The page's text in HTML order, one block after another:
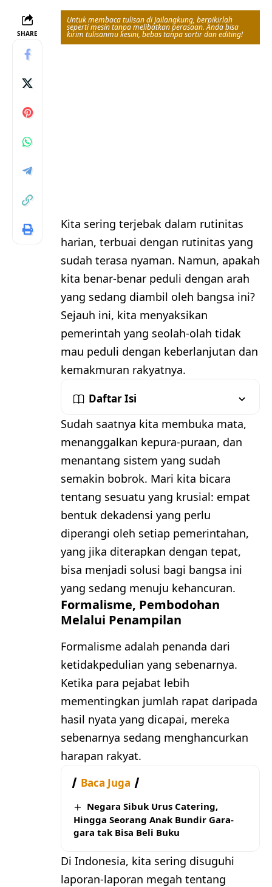
SHARE
Untuk membaca tulisan di Jailangkung, berpikirlah
seperti mesin tanpa melibatkan perasaan. Anda bisa
kirim tulisanmu kesini, bebas tanpa sortir dan editing!
Kita sering terjebak dalam rutinitas
harian, terbuai dengan rutinitas yang
sudah terasa nyaman. Namun, apakah
kita benar-benar peduli dengan arah
yang sedang diambil oleh bangsa ini?
Sejauh ini, kita menyaksikan
pemerintah yang seolah-olah tidak
mau peduli dengan keberlanjutan dan
kemakmuran rakyatnya.
Daftar Isi
Sudah saatnya kita membuka mata,
menanggalkan kepura-puraan, dan
menantang sistem yang sudah
semakin bobrok. Mari kita bicara
tentang sesuatu yang krusial: empat
bentuk dekadensi yang perlu
diperangi oleh setiap pemerintahan,
yang jika diterapkan dengan tepat,
bisa menjadi solusi bagi bangsa ini
yang sedang menuju kehancuran.
Formalisme, Pembodohan
Melalui Penampilan
Formalisme adalah penanda dari
ketidakpedulian yang sebenarnya.
Ketika para pejabat lebih
mementingkan jumlah rapat daripada
hasil nyata yang dicapai, mereka
sebenarnya sedang menghancurkan
harapan rakyat.
Baca Juga
Negara Sibuk Urus Catering,
Hingga Seorang Anak Bundir Gara-
gara tak Bisa Beli Buku
Di Indonesia, kita sering disuguhi
laporan-laporan megah tentang